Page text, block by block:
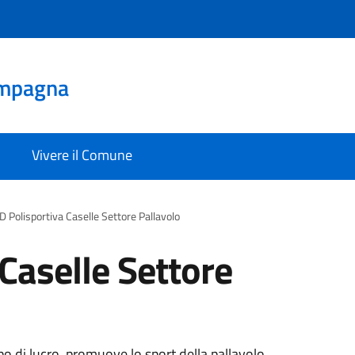
Vivere il Comune
Polisportiva Caselle Settore Pallavolo
Settore